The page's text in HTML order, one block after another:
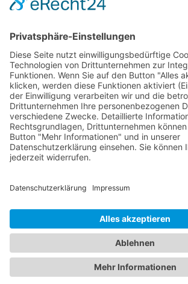
Sicherheitstechnik oder Quer-
Interessiert an Weiterentwicklung
Fortbildung
Einbringen eigener Ideen und
Umsetzung
Motiviert, zuverlässig und
Führerschein Klasse B
Was wir bieten:
Eine unbefristete Stelle in einem
Betriebsklima in Hilden
Ausstattung mit moderner
Werkzeug und Maschinen
Fortbildung in internen und